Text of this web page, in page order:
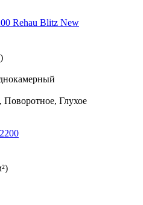
Rehau Blitz New
Поворотное, Глухое